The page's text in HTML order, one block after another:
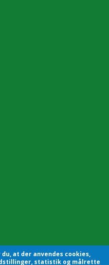
at der anvendes cookies,
statistik og målrette